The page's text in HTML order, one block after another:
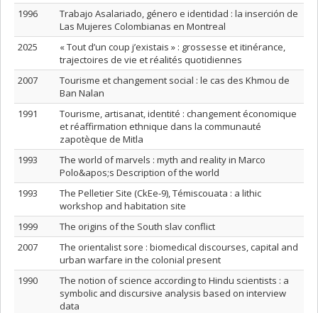
1996
Trabajo Asalariado, género e identidad : la inserción de
Las Mujeres Colombianas en Montreal
2025
« Tout d’un coup j’existais » : grossesse et itinérance,
trajectoires de vie et réalités quotidiennes
2007
Tourisme et changement social : le cas des Khmou de
Ban Nalan
1991
Tourisme, artisanat, identité : changement économique
et réaffirmation ethnique dans la communauté
zapotèque de Mitla
1993
The world of marvels : myth and reality in Marco
Polo&apos;s Description of the world
1993
The Pelletier Site (CkEe-9), Témiscouata : a lithic
workshop and habitation site
1999
The origins of the South slav conflict
2007
The orientalist sore : biomedical discourses, capital and
urban warfare in the colonial present
1990
The notion of science according to Hindu scientists : a
symbolic and discursive analysis based on interview
data